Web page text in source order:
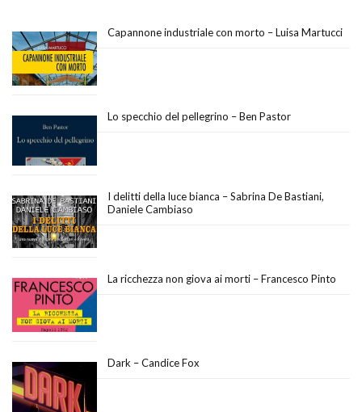
Capannone industriale con morto – Luisa Martucci
Lo specchio del pellegrino – Ben Pastor
I delitti della luce bianca – Sabrina De Bastiani,
Daniele Cambiaso
La ricchezza non giova ai morti – Francesco Pinto
Dark – Candice Fox